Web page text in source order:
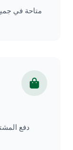
متاحة في